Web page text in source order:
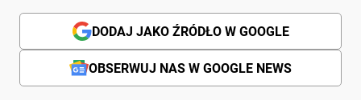
DODAJ JAKO ŹRÓDŁO W GOOGLE
OBSERWUJ NAS W GOOGLE NEWS